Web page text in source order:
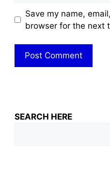
Save my name,
browser for the next
SEARCH HERE